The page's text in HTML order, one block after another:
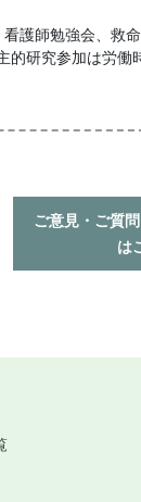
護師勉強会、
研究参加は労働
ご意見・ご質
は